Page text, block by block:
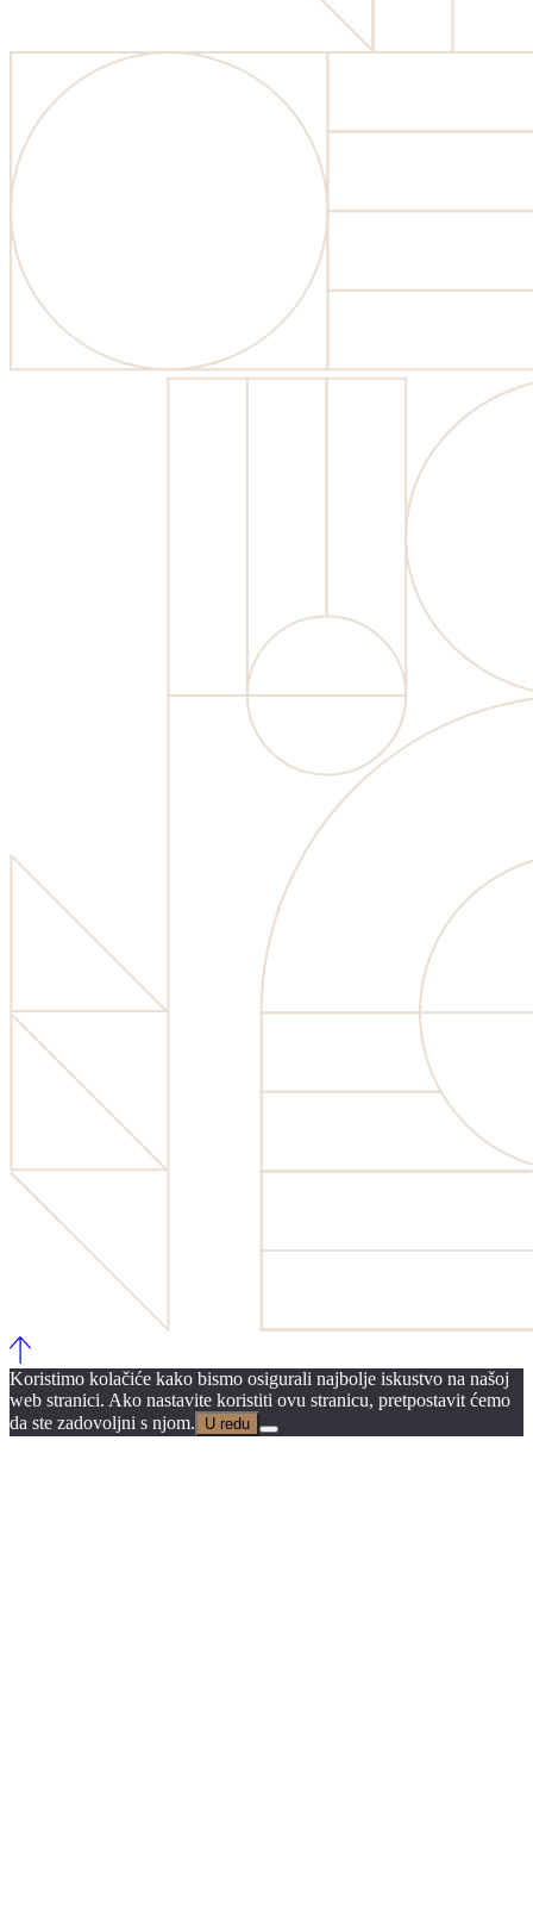
Koristimo kolačiće kako bismo osigurali najbolje iskustvo na našoj
web stranici. Ako nastavite koristiti ovu stranicu, pretpostavit ćemo
da ste zadovoljni s njom.
U redu